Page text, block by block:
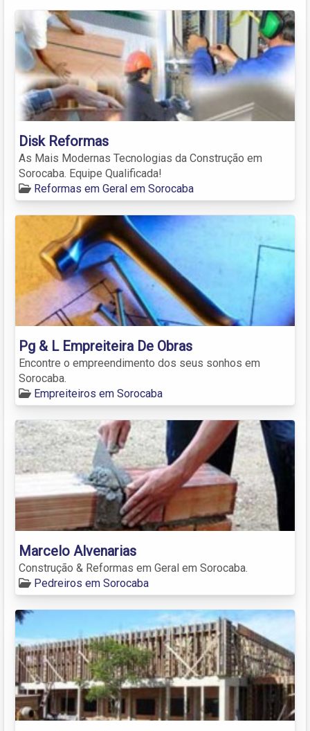
Disk Reformas
As Mais Modernas Tecnologias da Construção em
Sorocaba. Equipe Qualificada!
Reformas em Geral em Sorocaba
Pg & L Empreiteira De Obras
Encontre o empreendimento dos seus sonhos em
Sorocaba.
Empreiteiros em Sorocaba
Marcelo Alvenarias
Construção & Reformas em Geral em Sorocaba.
Pedreiros em Sorocaba